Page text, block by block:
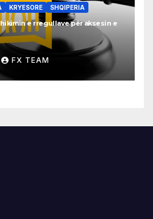
KRYESORE SHQIPERIA
e rregullave për aksesin e
FX TEAM